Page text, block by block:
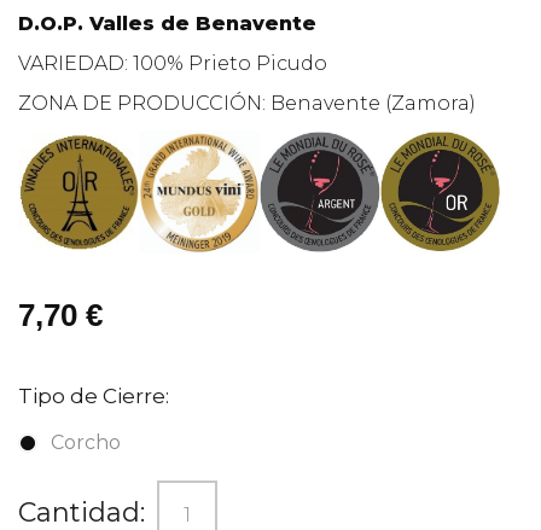
D.O.P. Valles de Benavente
VARIEDAD: 100% Prieto Picudo
ZONA DE PRODUCCIÓN: Benavente (Zamora)
7,70 €
Tipo de Cierre:
Corcho
Cantidad: